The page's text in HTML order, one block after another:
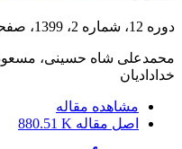
دوره 12، شماره 2، 1399، صفحه
محمدعلی شاه حسینی،
خدادادیان
مشاهده مقاله
اصل مقاله 880.51 K